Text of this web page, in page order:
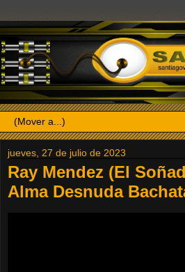
jueves, 27 de julio de 2023
Ray Mendez (El
Alma Desnuda